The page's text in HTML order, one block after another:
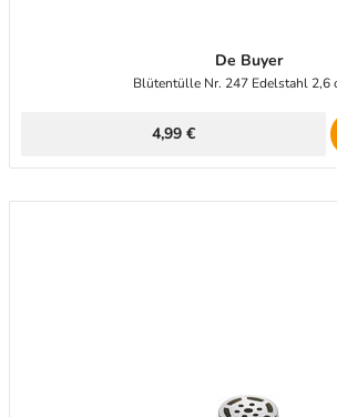
De Buyer
Blütentülle Nr. 247 Edelstahl 2,6
4,99 €